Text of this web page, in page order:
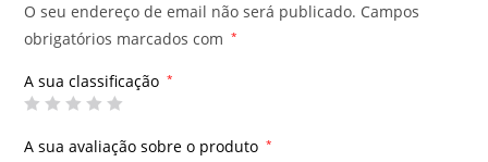
O seu endereço de email não será publicado. Campos
obrigatórios marcados com
*
A sua classificação *
A sua avaliação sobre o produto *